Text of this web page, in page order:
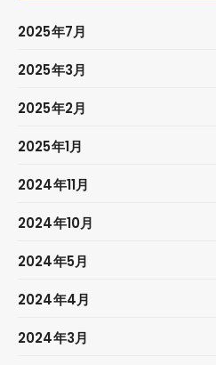
2025年7月
2025年3月
2025年2月
2025年1月
2024年11月
2024年10月
2024年5月
2024年4月
2024年3月